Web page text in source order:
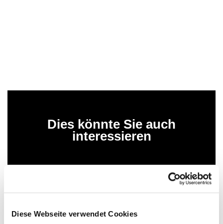
Diese Webseite verwendet Cookies
Dies könnte Sie auch
interessieren